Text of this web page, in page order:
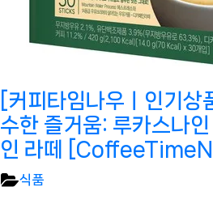
[커피타임나우ㅣ인기
수한 즐거움: 루카스나인
인 라떼
식품